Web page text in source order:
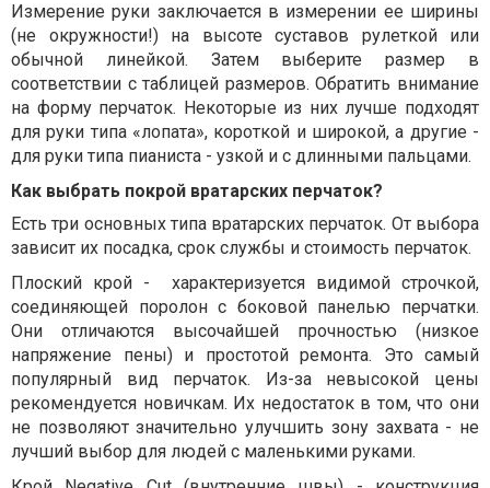
Измерение руки заключается в измерении ее ширины
(не окружности!) на высоте суставов рулеткой или
обычной линейкой. Затем выберите размер в
соответствии с таблицей размеров. Обратить внимание
на форму перчаток. Некоторые из них лучше подходят
для руки типа «лопата», короткой и широкой, а другие -
для руки типа пианиста - узкой и с длинными пальцами.
Как выбрать покрой вратарских перчаток?
Есть три основных типа вратарских перчаток. От выбора
зависит их посадка, срок службы и стоимость перчаток.
Плоский крой -
характеризуется видимой строчкой,
соединяющей поролон с боковой панелью перчатки.
Они отличаются высочайшей прочностью (низкое
напряжение пены) и простотой ремонта. Это самый
популярный вид перчаток. Из-за невысокой цены
рекомендуется новичкам. Их недостаток в том, что они
не позволяют значительно улучшить зону захвата - не
лучший выбор для людей с маленькими руками.